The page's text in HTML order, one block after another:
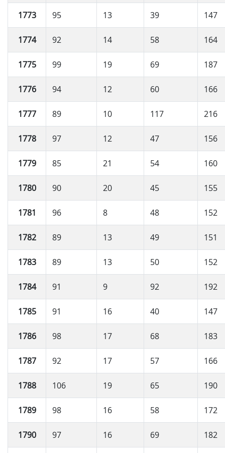
1773 95 13 39 147
1774 92 14 58 164
1775 99 19 69 187
1776 94 12 60 166
1777 89 10 117 216
1778 97 12 47 156
1779 85 21 54 160
1780 90 20 45 155
1781 96 8 48 152
1782 89 13 49 151
1783 89 13 50 152
1784 91 9 92 192
1785 91 16 40 147
1786 98 17 68 183
1787 92 17 57 166
1788 106 19 65 190
1789 98 16 58 172
1790 97 16 69 182